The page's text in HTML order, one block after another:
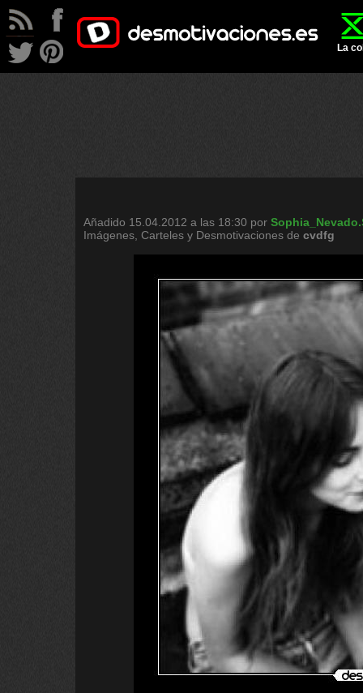
La
Añadido 15.04.2012 a las 18:30 por
Imágenes, Carteles y Desmotivaciones de cvdfg